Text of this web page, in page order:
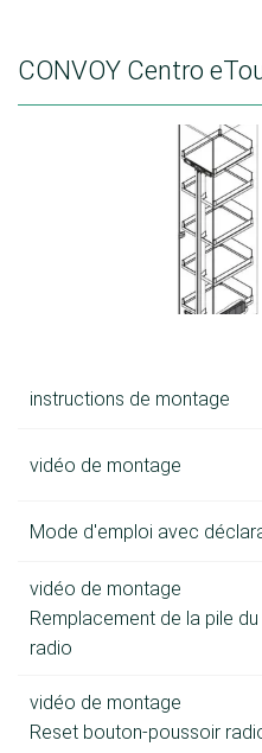
CONVOY Centro
instructions de montage
vidéo de montage
Mode d'emploi avec
vidéo de montage
Remplacement de la pile
radio
vidéo de montage
Reset bouton-poussoir